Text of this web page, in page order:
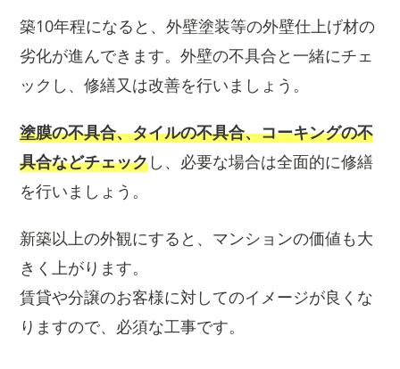
築10年程になると、外壁塗装等の外壁仕上げ材の
劣化が進んできます。外壁の不具合と一緒にチェ
ックし、修繕又は改善を行いましょう。
塗膜の不具合、タイルの不具合、コーキングの不
具合などチェックし、必要な場合は全面的に修繕
を行いましょう。
新築以上の外観にすると、マンションの価値も大
きく上がります。
賃貸や分譲のお客様に対してのイメージが良くな
りますので、必須な工事です。